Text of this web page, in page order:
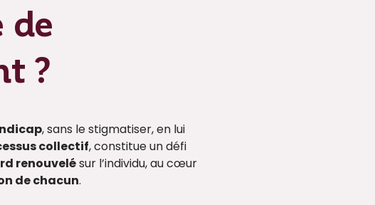
de
?
, sans le stigmatiser, en lui
collectif, constitue un défi
renouvelésur l’individu, au cœur
de chacun.